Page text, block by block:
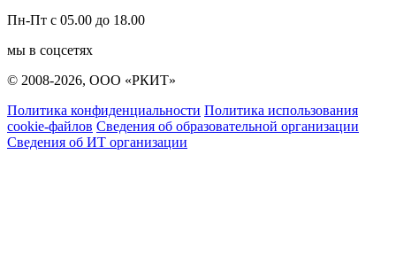
Пн-Пт с 05.00 до 18.00
мы в соцсетях
© 2008-2026, ООО «РКИТ»
Политика конфиденциальности Политика использования
cookie-файлов Сведения об образовательной организации
Сведения об ИТ организации